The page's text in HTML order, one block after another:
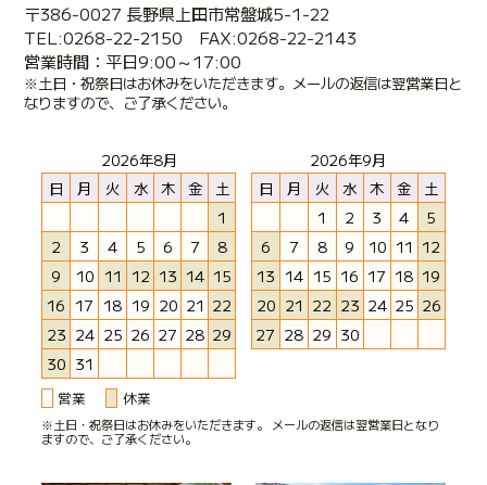
〒386-0027 長野県上田市常盤城5-1-22
TEL:0268-22-2150 FAX:0268-22-2143
営業時間：平日9:00～17:00
※土日・祝祭日はお休みをいただきます。メールの返信は翌営業日と
なりますので、ご了承ください。
2026年8月
日
月 火 水 木 金
土
1
2
3 4 5 6 7
8
9
10 11 12 13 14 15
16 17 18 19 20 21 22
23 24 25 26 27 28 29
30 31
2026年9月
日
月 火 水 木 金
土
1
2 3 4
5
6
7 8 9 10 11 12
13 14 15 16 17 18 19
20 21 22 23 24 25 26
27 28 29 30
営業 休業
※土日・祝祭日はお休みをいただきます。 メールの返信は翌営業日となり
ますので、ご了承ください。